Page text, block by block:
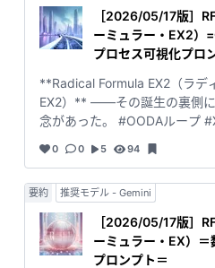
仕様書を読んでも、文章のど
準と扱うべきかが曖昧で、 手を付けられないまま残って
いた領域でした。 しかし EX1・EX2 を作り続ける中で、
文章を **分解し、構造化し、
（デザインパターン）”** が見えて
線上で生まれたのが、この RF‑EX3 で
テスト設計のすべてを自動化
しかし、テスト項目を考える
**「因子と水準の抽出」** を
合）を含む前提条件を整理し、 因子・水準の一覧を作
り、 境界値や組み合わせ検討の土台を作る。 RF‑EX3
は、テスト項目検討の“最初の
底形式（Radical Formula）に
［2026/05/17版］
ーミュラー・EX2）
プロセス可視化プロ
**Radical Formula EX2（ラデ
EX2）** ――その誕生の裏側には、ひとりの開発者の執
念があった。 #OODAループ
#教育 #リスキリング #受験生
解 #作業手順分解 #必殺技プロンプト AIが途
姿を消す。 数式の途中が飛ばされ、作業手順がまとめら
れてしまう。 “省力化バイアス”――それは、AI時代の新
たな壁だった。 ある日、ひとつの仮説が生まれる。
**「OODAループを、Radical
0 0 5 94
要約 推奨モデル - Gemini
［2026/05/17版］
ーミュラー・EX）
プロンプト＝